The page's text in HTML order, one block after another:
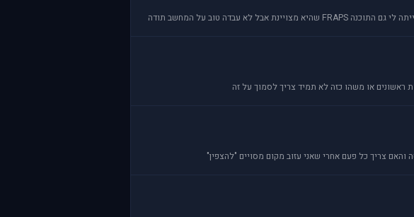
ראשונים או משהו כזה לא תמיד צריך לסמוך על זה
צריך כל פעם אחרי שאני עזוב מקום מסויים "להצפין"